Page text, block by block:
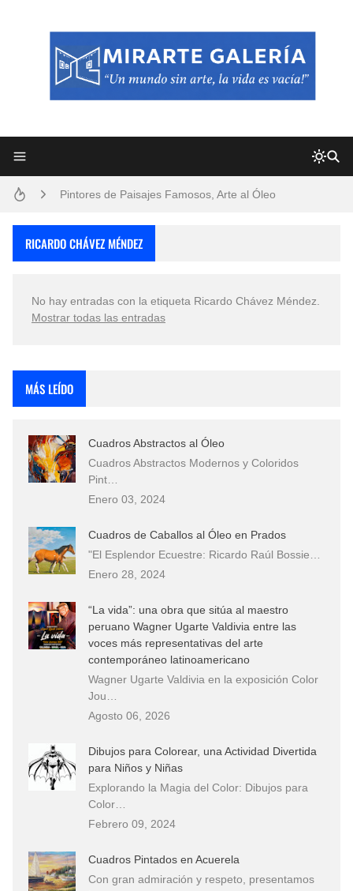
Pintores de Paisajes Famosos, Arte al Óleo
Que significan los cuadros de negras africanas?
El mundo del arte en pintura surrealista
RICARDO CHÁVEZ MÉNDEZ
No hay entradas con la etiqueta Ricardo Chávez Méndez
Mostrar todas las entradas
MÁS LEÍDO
Cuadros Abstractos al Óleo
Cuadros Abstractos Modernos y Coloridos
Pint…
Enero 03, 2024
Cuadros de Caballos al Óleo en Prados
"El Esplendor Ecuestre: Ricardo Raúl Bossie…
Enero 28, 2024
“La vida”: una obra que sitúa al maestro
peruano Wagner Ugarte Valdivia entre las
voces más representativas del arte
contemporáneo latinoamericano
Wagner Ugarte Valdivia en la exposición Color
Jou…
Agosto 06, 2026
Dibujos para Colorear, una Actividad Divertida
para Niños y Niñas
Explorando la Magia del Color: Dibujos para
Color…
Febrero 09, 2024
Cuadros Pintados en Acuerela
Con gran admiración y respeto, presentamos